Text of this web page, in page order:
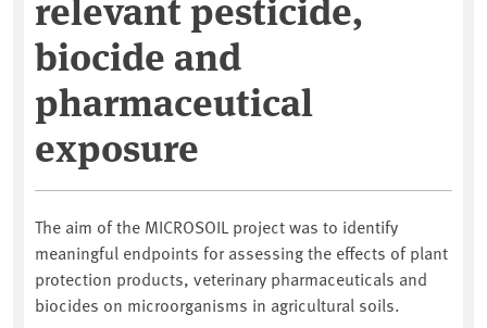
biocide and
pharmaceutical
exposure
The aim of the MICROSOIL project was to identify
meaningful endpoints for assessing the effects of plant
protection products, veterinary pharmaceuticals and
biocides on microorganisms in agricultural soils.